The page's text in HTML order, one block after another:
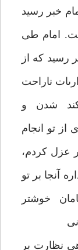
خبر رسيد
امام طى
رسيد كه از
ناراحت
شدن و
از تو انجام
عزل كردم،
آنجا بر تو
خوش‏تر
نظارت بر